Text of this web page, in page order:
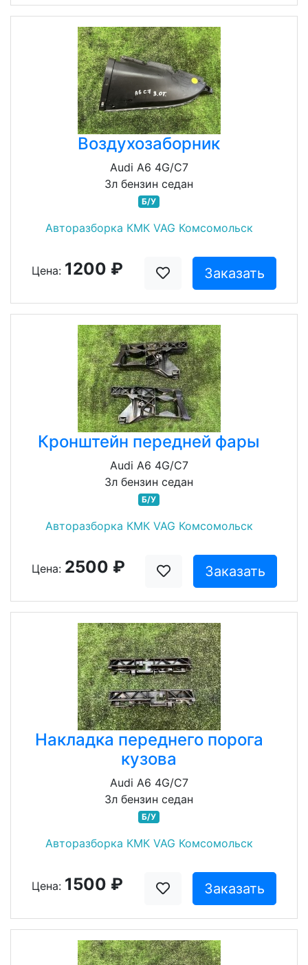
Воздухозаборник
Audi A6 4G/C7
3л бензин седан
Б/У
Авторазборка КМК VAG Комсомольск
Цена: 1200 ₽ Заказать
Кронштейн передней фары
Audi A6 4G/C7
3л бензин седан
Б/У
Авторазборка КМК VAG Комсомольск
Цена: 2500 ₽ Заказать
Накладка переднего порога
кузова
Audi A6 4G/C7
3л бензин седан
Б/У
Авторазборка КМК VAG Комсомольск
Цена: 1500 ₽ Заказать